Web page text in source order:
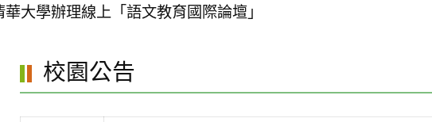
華大學辦理線上「語文教育國際論壇」
校園公告